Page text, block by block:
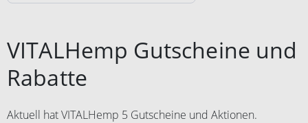
VITALHemp Gutscheine und
Rabatte
Aktuell hat VITALHemp 5 Gutscheine und Aktionen.